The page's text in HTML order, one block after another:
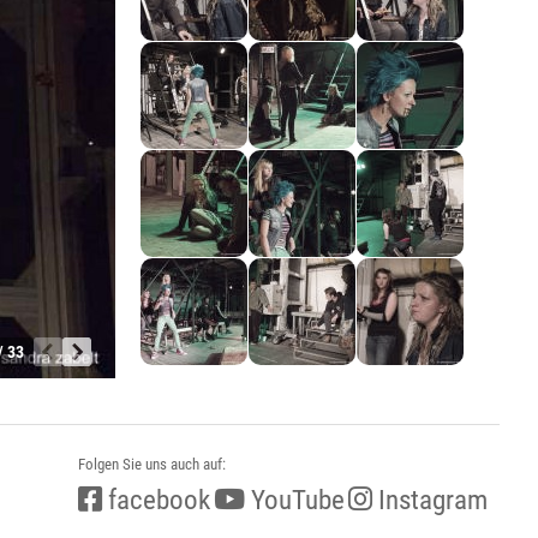
33
Folgen Sie uns auch auf:
facebook YouTube Instagram